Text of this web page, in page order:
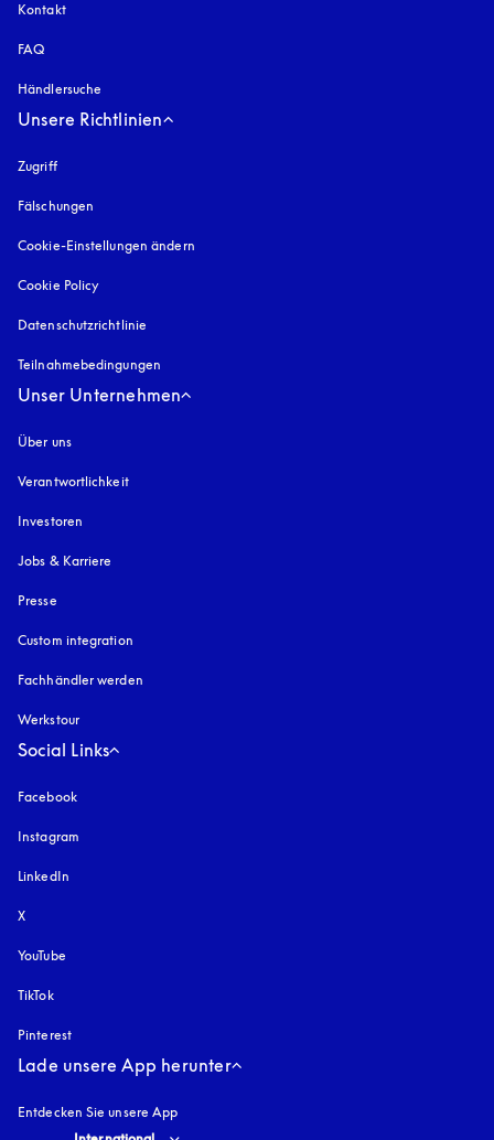
Kontakt
FAQ
Händlersuche
Unsere Richtlinien
Zugrifföffnet sich in einem neuen Tab
Fälschungen
Cookie-Einstellungen ändern
Cookie Policy
Datenschutzrichtlinie
Teilnahmebedingungen
Unser Unternehmen
Über uns
Verantwortlichkeit
Investoren
Jobs & Karriere
Presse
Custom integration
Fachhändler werden
Werkstour
Social Links
Facebook
Instagram
LinkedIn
X
YouTube
TikTok
Pinterest
Lade unsere App herunter
Entdecken Sie unsere App